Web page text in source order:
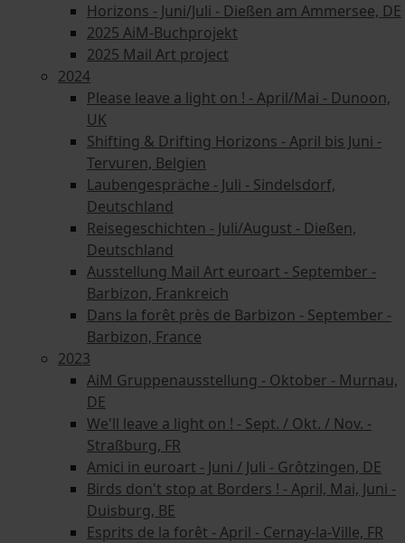
Horizons - Juni/Juli - Dießen am Ammersee, DE
2025 AiM-Buchprojekt
2025 Mail Art project
2024
Please leave a light on ! - April/Mai - Dunoon,
UK
Shifting & Drifting Horizons - April bis Juni -
Tervuren, Belgien
Laubengespräche - Juli - Sindelsdorf,
Deutschland
Reisegeschichten - Juli/August - Dießen,
Deutschland
Ausstellung Mail Art euroart - September -
Barbizon, Frankreich
Dans la forêt près de Barbizon - September -
Barbizon, France
2023
AiM Gruppenausstellung - Oktober - Murnau,
DE
We'll leave a light on ! - Sept. / Okt. / Nov. -
Straßburg, FR
Amici in euroart - Juni / Juli - Grôtzingen, DE
Birds don't stop at Borders ! - April, Mai, Juni -
Duisburg, BE
Esprits de la forêt - April - Cernay-la-Ville, FR